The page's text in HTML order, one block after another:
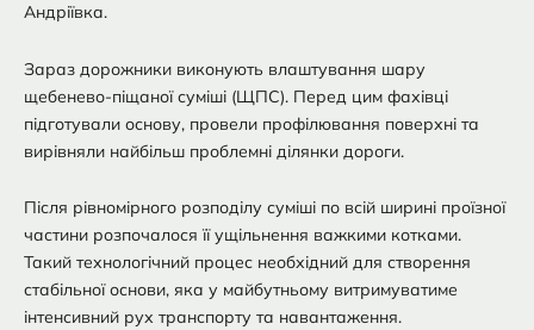
Андріївка.
Зараз дорожники виконують влаштування шару
щебенево-піщаної суміші (ЩПС). Перед цим фахівці
підготували основу, провели профілювання поверхні та
вирівняли найбільш проблемні ділянки дороги.
Після рівномірного розподілу суміші по всій ширині проїзної
частини розпочалося її ущільнення важкими котками.
Такий технологічний процес необхідний для створення
стабільної основи, яка у майбутньому витримуватиме
інтенсивний рух транспорту та навантаження.